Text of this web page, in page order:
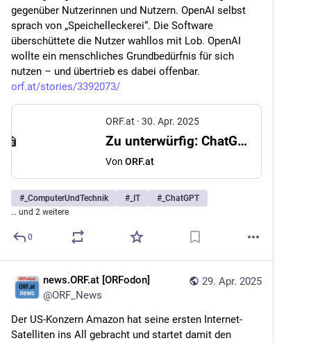
gegenüber Nutzerinnen und Nutzern. OpenAI selbst
sprach von „Speichelleckerei“. Die Software
überschüttete die Nutzer wahllos mit Lob. OpenAI
wollte ein menschliches Grundbedürfnis für sich
nutzen – und übertrieb es dabei offenbar.
orf.at/stories/3392073/
ORF.at · 30. Apr. 2025
Zu unterwürfig: ChatGPT-Version zurückgezogen
Von ORF.at
# _ComputerUndTechnik # _IT # _ChatGPT
… und 2 weitere
0
29. Apr. 2025
news.ORF.at [ORFodon]
@ORF_News
Der US-Konzern Amazon hat seine ersten Internet-
Satelliten ins All gebracht und startet damit den